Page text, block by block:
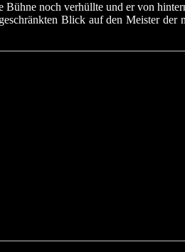
noch verhüllte und er von
Blick auf den Meister der